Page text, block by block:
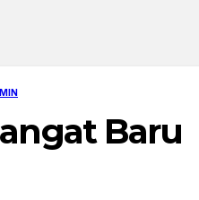
Baru